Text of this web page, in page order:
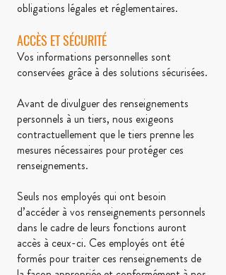
obligations légales et réglementaires.
ACCÈS ET SÉCURITÉ
Vos informations personnelles sont
conservées grâce à des solutions sécurisées.
Avant de divulguer des renseignements
personnels à un tiers, nous exigeons
contractuellement que le tiers prenne les
mesures nécessaires pour protéger ces
renseignements.
Seuls nos employés qui ont besoin
d’accéder à vos renseignements personnels
dans le cadre de leurs fonctions auront
accès à ceux-ci. Ces employés ont été
formés pour traiter ces renseignements de